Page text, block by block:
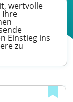
wertvolle
Ihre
Einstieg ins
zu